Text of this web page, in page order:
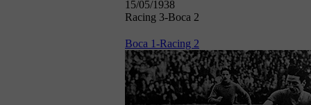
15/05/1938
Racing 3-Boca 2
Boca 1-Racing 2